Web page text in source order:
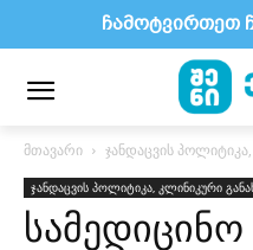
მთავარი ჯანდაცვის
ჯანდაცვის პოლიტიკა, კლინიკური
სამედიცინო
ჩამოტვირთეთ